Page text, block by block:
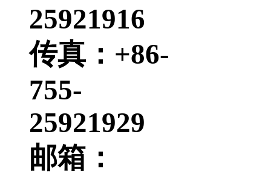
25921916
传真：+86-
755-
25921929
邮箱：